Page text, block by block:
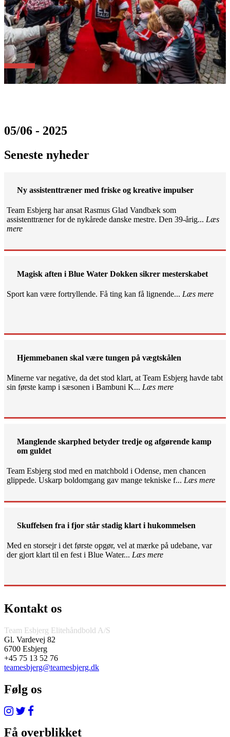
05/06 - 2025
Seneste nyheder
Ny assistenttræner med friske og kreative impulser
Team Esbjerg har ansat Rasmus Glad Vandbæk som
assistenttræner for de nykårede danske mestre. Den 39-årig... Læs
mere
Magisk aften i Blue Water Dokken sikrer mesterskabet
Sport kan være fortryllende. Få ting kan få lignende... Læs mere
Hjemmebanen skal være tungen på vægtskålen
Minerne var negative, da det stod klart, at Team Esbjerg havde tabt
sin første kamp i sæsonen i Bambuni K... Læs mere
Manglende skarphed betyder tredje og afgørende kamp
om guldet
Team Esbjerg stod med en matchbold i Odense, men chancen
glippede. Uskarp boldomgang gav mange tekniske f... Læs mere
Skuffelsen fra i fjor står stadig klart i hukommelsen
Med en storsejr i det første opgør, vel at mærke på udebane, var
der gjort klart til en fest i Blue Water... Læs mere
Kontakt os
Team Esbjerg Elitehåndbold A/S
Gl. Vardevej 82
6700 Esbjerg
+45 75 13 52 76
teamesbjerg@teamesbjerg.dk
Følg os
Få overblikket